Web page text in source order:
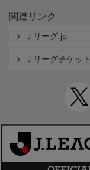
関連リンク
Ｊリーグ.jp
Ｊリーグチケット